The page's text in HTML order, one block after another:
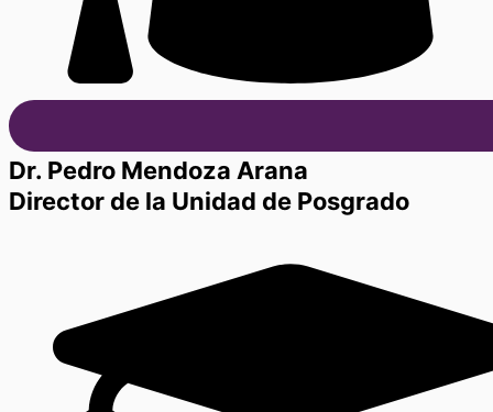
Dr. Pedro Mendoza Arana
Director de la Unidad de Posgrado